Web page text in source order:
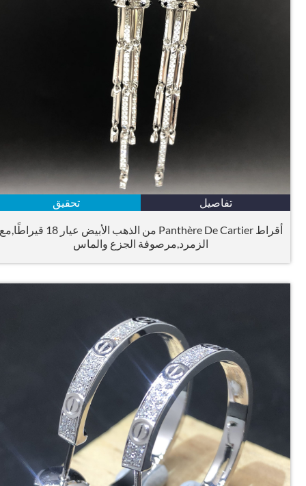
تفاصيل تحقيق
أقراط Panthère De Cartier من الذهب الأبيض عيار 18 قيراطًا,مع
الزمرد,مرصوفة الجزع والماس